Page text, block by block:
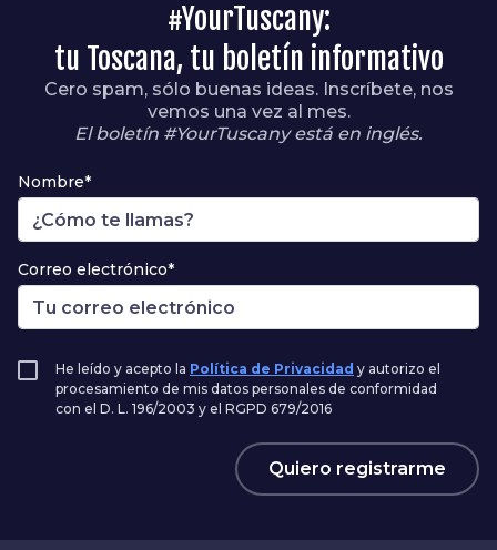
#YourTuscany:
tu Toscana, tu boletín informativo
Cero spam, sólo buenas ideas. Inscríbete, nos
vemos una vez al mes.
El boletín #YourTuscany está en inglés.
Nombre*
Correo electrónico*
He leído y acepto la Política de Privacidad y autorizo el
procesamiento de mis datos personales de conformidad
con el D. L. 196/2003 y el RGPD 679/2016
Quiero registrarme